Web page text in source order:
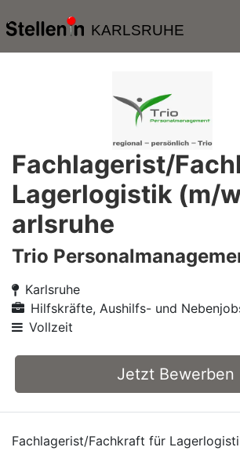
KARLSRUHE
Fachlagerist/
Lagerlogistik (m/
arlsruhe
Trio
Karlsruhe
Hilfskräfte, Aushilfs- und
Vollzeit
Jetzt Bewerben
Fachlagerist/Fachkraft für